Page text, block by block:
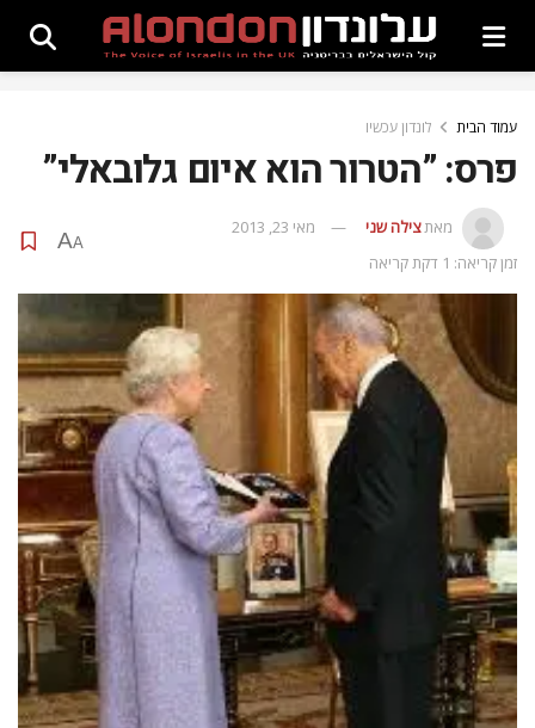
עמוד הבית לונדון עכשיו
פרס: ”הטרור הוא איום גלובאלי”
מאתצילה שני
מאי 23, 2013
זמן קריאה: 1 דקת קריאה
A
A